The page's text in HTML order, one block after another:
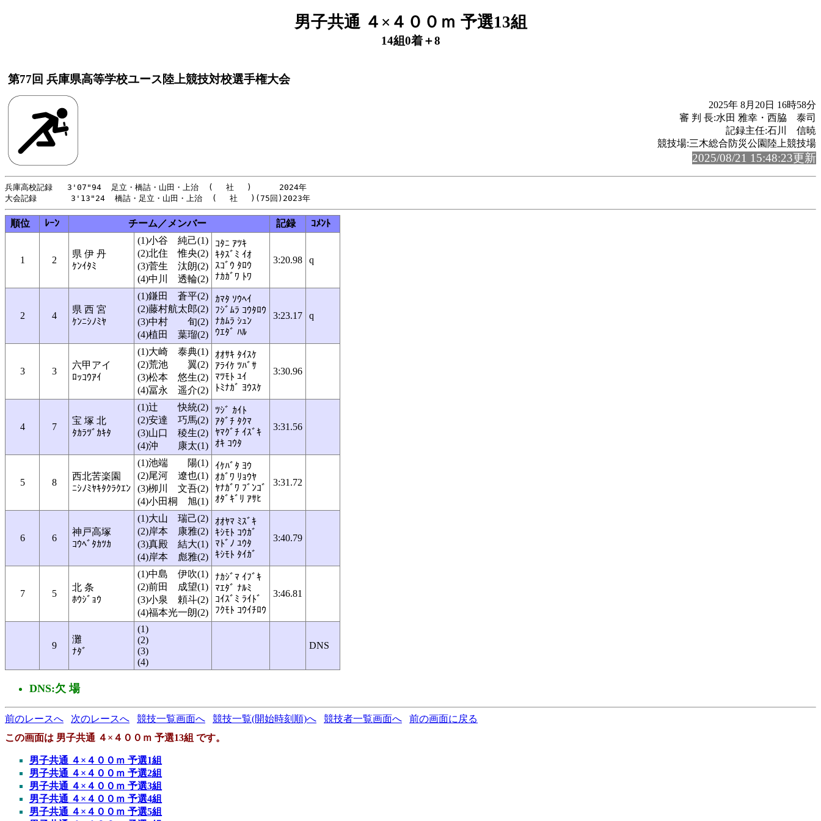
男子共通 ４×４００ｍ 予選13組
14組0着＋8
第77回 兵庫県高等学校ユース陸上競技対校選手権大会
2025年 8月20日 16時58分
審 判 長:水田 雅幸・西脇 泰司
記録主任:石川 信暁
競技場:三木総合防災公園陸上競技場
2025/08/21 15:48:23更新
兵庫高校記録   3'07"94  足立・橋詰・山田・上治  (　 社 　) 　   2024年
順位 ﾚｰﾝ チーム／メンバー 記録 ｺﾒﾝﾄ
1 2
県 伊 丹
ｹﾝｲﾀﾐ
(1)小谷 純己(1)
(2)北住 惟央(2)
(3)菅生 汰朗(2)
(4)中川 透輪(2)
ｺﾀﾆ ｱﾂｷ
ｷﾀｽﾞﾐ ｲｵ
ｽｺﾞｳ ﾀﾛｳ
ﾅｶｶﾞﾜ ﾄﾜ
3:20.98 q
2 4
県 西 宮
ｹﾝﾆｼﾉﾐﾔ
(1)鎌田 蒼平(2)
(2)藤村航太郎(2)
(3)中村 旬(2)
(4)植田 葉瑠(2)
ｶﾏﾀ ｿｳﾍｲ
ﾌｼﾞﾑﾗ ｺｳﾀﾛｳ
ﾅｶﾑﾗ ｼｭﾝ
ｳｴﾀﾞ ﾊﾙ
3:23.17 q
3 3
六甲アイ
ﾛｯｺｳｱｲ
(1)大崎 泰典(1)
(2)荒池 翼(2)
(3)松本 悠生(2)
(4)冨永 遥介(2)
ｵｵｻｷ ﾀｲｽｹ
ｱﾗｲｹ ﾂﾊﾞｻ
ﾏﾂﾓﾄ ﾕｲ
ﾄﾐﾅｶﾞ ﾖｳｽｹ
3:30.96
4 7
宝 塚 北
ﾀｶﾗﾂﾞｶｷﾀ
(1)辻 快統(2)
(2)安達 巧馬(2)
(3)山口 稜生(2)
(4)沖 康太(1)
ﾂｼﾞ ｶｲﾄ
ｱﾀﾞﾁ ﾀｸﾏ
ﾔﾏｸﾞﾁ ｲｽﾞｷ
ｵｷ ｺｳﾀ
3:31.56
5 8
西北苦楽園
ﾆｼﾉﾐﾔｷﾀｸﾗｸｴﾝ
(1)池端 陽(1)
(2)尾河 遼也(1)
(3)栁川 文吾(2)
(4)小田桐 旭(1)
ｲｹﾊﾞﾀ ﾖｳ
ｵｶﾞﾜ ﾘｮｳﾔ
ﾔﾅｶﾞﾜ ﾌﾞﾝｺﾞ
ｵﾀﾞｷﾞﾘ ｱｻﾋ
3:31.72
6 6
神戸高塚
ｺｳﾍﾞﾀｶﾂｶ
(1)大山 瑞己(2)
(2)岸本 康雅(2)
(3)真殿 結大(1)
(4)岸本 彪雅(2)
ｵｵﾔﾏ ﾐｽﾞｷ
ｷｼﾓﾄ ｺｳｶﾞ
ﾏﾄﾞﾉ ﾕｳﾀ
ｷｼﾓﾄ ﾀｲｶﾞ
3:40.79
7 5
北 条
ﾎｳｼﾞｮｳ
(1)中島 伊吹(1)
(2)前田 成望(1)
(3)小泉 頼斗(2)
(4)福本光一朗(2)
ﾅｶｼﾞﾏ ｲﾌﾞｷ
ﾏｴﾀﾞ ﾅﾙﾐ
ｺｲｽﾞﾐ ﾗｲﾄﾞ
ﾌｸﾓﾄ ｺｳｲﾁﾛｳ
3:46.81
9
灘
ﾅﾀﾞ
(1)
(2)
(3)
(4)
DNS
DNS:欠 場
前のレースへ 次のレースへ 競技一覧画面へ 競技一覧(開始時刻順)へ 競技者一覧画面へ
前の画面に戻る
この画面は 男子共通 ４×４００ｍ 予選13組 です。
男子共通 ４×４００ｍ 予選1組
男子共通 ４×４００ｍ 予選2組
男子共通 ４×４００ｍ 予選3組
男子共通 ４×４００ｍ 予選4組
男子共通 ４×４００ｍ 予選5組